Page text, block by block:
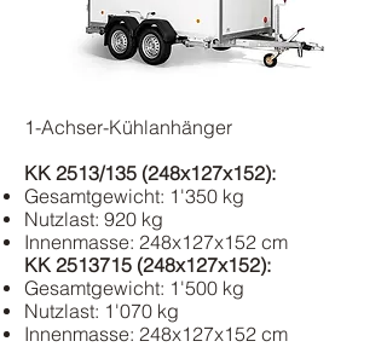
1-Achser-Kühlanhänger
KK 2513/135 (248x127x152):
Gesamtgewicht: 1'350 kg
Nutzlast: 920 kg
Innenmasse: 248x127x152 cm
KK 2513715 (248x127x152):
Gesamtgewicht: 1'500 kg
Nutzlast: 1'070 kg
Innenmasse: 248x127x152 cm